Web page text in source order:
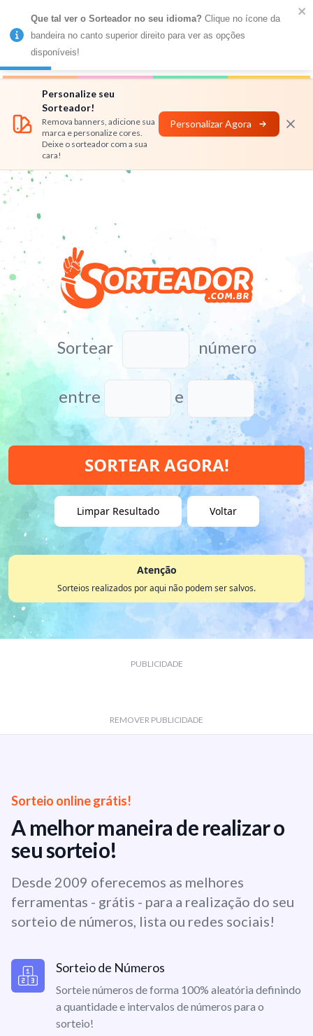
MENU
Números
Personalize seu
Sorteador!
Remova banners, adicione sua
marca e personalize cores.
Deixe o sorteador com a sua
cara!
Personalizar Agora
Sortear número
entre e
SORTEAR AGORA!
Limpar Resultado Voltar
Atenção
Sorteios realizados por aqui não podem ser salvos.
PUBLICIDADE
REMOVER PUBLICIDADE
Sorteio online grátis!
A melhor maneira de realizar o
seu sorteio!
Desde 2009 oferecemos as melhores
ferramentas - grátis - para a realização do seu
sorteio de números, lista ou redes sociais!
Sorteio de Números
Sorteie números de forma 100% aleatória definindo
a quantidade e intervalos de números para o
sorteio!
Que tal ver o Sorteador no seu idioma? Clique no ícone da
bandeira no canto superior direito para ver as opções
disponíveis!